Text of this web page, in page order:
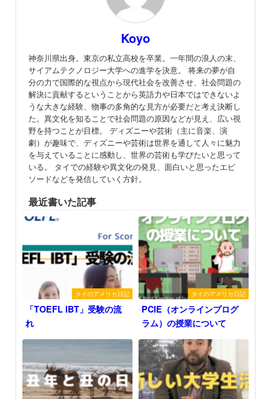
Koyo
神奈川県出身。東京の私立高校を卒業。一年間の浪人の末、
サイアムテクノロジー大学への進学を決意。 将来の夢が自
分の力で国際的な視点から現代社会を改善させ、社会問題の
解決に貢献するということから英語力や日本ではできないよ
うな大きな経験、物事の多角的な見方が必要だと考え決断し
た。異文化を知ることで社会問題の原因などが見え、広い視
野を持つことが目標。 ディズニーや芸術（主に音楽、演
劇）が趣味で、ディズニーや芸術は世界を通して人々に魅力
を与えていることに感動し、世界の芸術も学びたいと思って
いる。 タイでの経験や異文化の発見、面白いと思ったエピ
ソードなどを発信していく方針。
最近書いた記事
タイのアメリカ日記
「TOEFL IBT」受験の流
れ
タイのアメリカ日記
PCIE（オンラインプログ
ラム）の授業について